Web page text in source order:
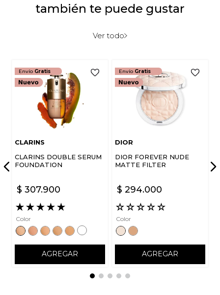
Tu nombre
Escribe un comentario
ENVIAR COMENTARIO
también te puede gustar
Ver todo
Envío Gratis
CLARINS
CLARINS DOUBLE SERUM
FOUNDATION
$ 307.900
★★★★★
Color
AGREGAR
Envío Gratis
DIOR
DIOR FOREVER NUDE
MATTE FILTER
$ 294.000
☆☆☆☆☆
Color
AGREGAR